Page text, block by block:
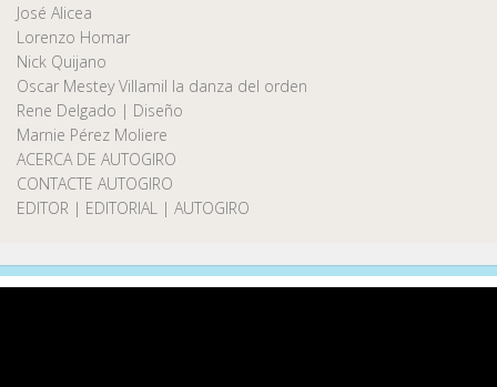
José Alicea
Lorenzo Homar
Nick Quijano
Oscar Mestey Villamil la danza del orden
Rene Delgado | Diseño
Marnie Pérez Moliere
ACERCA DE AUTOGIRO
CONTACTE AUTOGIRO
EDITOR | EDITORIAL | AUTOGIRO